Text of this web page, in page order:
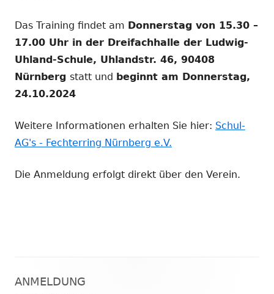
Das Training findet am Donnerstag von 15.30 –
17.00 Uhr in der Dreifachhalle der Ludwig-
Uhland-Schule, Uhlandstr. 46, 90408
Nürnberg statt und beginnt am Donnerstag,
24.10.2024
Weitere Informationen erhalten Sie hier: Schul-
AG's - Fechterring Nürnberg e.V.
Die Anmeldung erfolgt direkt über den Verein.
Haupt-
ANMELDUNG